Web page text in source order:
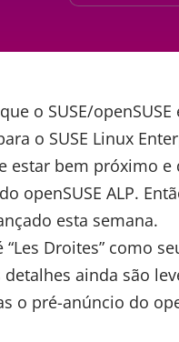
o SUSE/openSUSE
o SUSE Linux
estar bem próximo e
openSUSE ALP.
esta semana.
Droites” como
ainda são
o pré-anúncio do